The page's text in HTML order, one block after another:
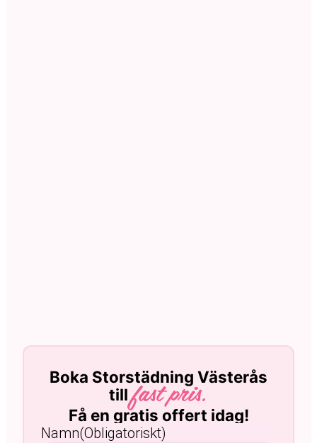
Boka Storstädning Västerås
tillfast pris.
Få en gratis offert idag!
Namn(Obligatoriskt)